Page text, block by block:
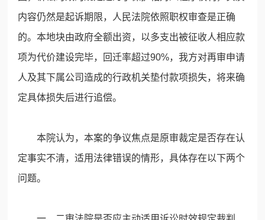
内容仍然是起诉期限，人民法院依照职权审查是正确
的。本地块由政府全额出资，以多支出被征收人相应款
项为代价建设完毕，回迁率超过90%，我方对再审申请
人及其下属公司造成的行政机关垫付款项损失，将来确
定具体损失后进行追偿。
本院认为，本案的争议焦点是原审裁定是否存在认
定事实不清，适用法律错误的情形，具体存在以下两个
问题。